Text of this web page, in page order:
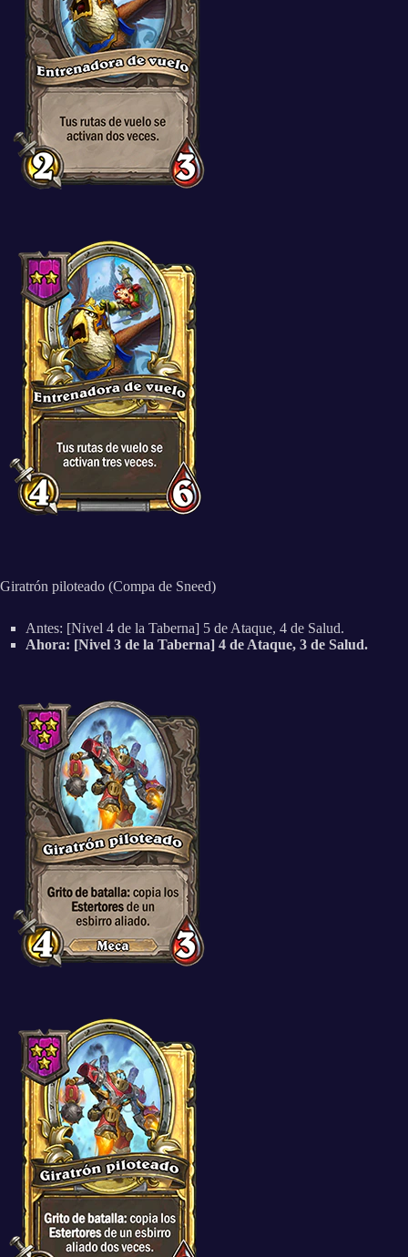
Giratrón piloteado (Compa de Sneed)
Antes: [Nivel 4 de la Taberna] 5 de Ataque, 4 de Salud.
Ahora: [Nivel 3 de la Taberna] 4 de Ataque, 3 de Salud.